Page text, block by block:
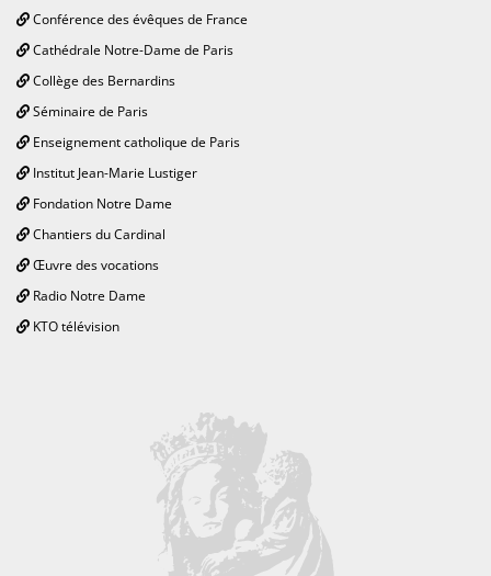
Conférence des évêques de France
Cathédrale Notre-Dame de Paris
Collège des Bernardins
Séminaire de Paris
Enseignement catholique de Paris
Institut Jean-Marie Lustiger
Fondation Notre Dame
Chantiers du Cardinal
Œuvre des vocations
Radio Notre Dame
KTO télévision